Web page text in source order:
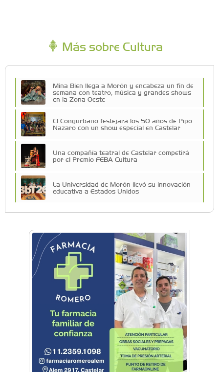
Más sobre Cultura
Mina Bien llega a Morón y encabeza un fin de
semana con teatro, música y grandes shows
en la Zona Oeste
El Congurbano festejará los 50 años de Pipo
Nazaro con un show especial en Castelar
Una compañía teatral de Castelar competirá
por el Premio FEBA Cultura
La Universidad de Morón llevó su innovación
educativa a Estados Unidos
Vacaciones de Invierno: ciencia, experimentos
y shows de las Guerreras K-Pop en Castelar
La histórica FM En Tránsito cumple 39 años y
lo festejará con un fiestón en Auditorio Oeste
Sexo, deseo y vínculos: La Lic. Cecilia Ce llega a
Morón con "Encendé tu motor"
Silvia Villalba presentó Caudal Interno: "Tiene
que ver con el mensaje que quiero entregar
desde mi ser"